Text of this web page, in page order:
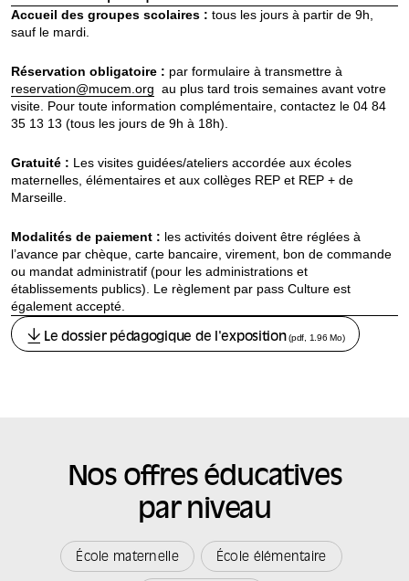
Accueil des groupes scolaires : tous les jours à partir de 9h,
sauf le mardi.
Réservation obligatoire : par formulaire à transmettre à
reservation@mucem.org au plus tard trois semaines avant votre
visite. Pour toute information complémentaire, contactez le 04 84
35 13 13 (tous les jours de 9h à 18h).
Gratuité : Les visites guidées/ateliers accordée aux écoles
maternelles, élémentaires et aux collèges REP et REP + de
Marseille.
Modalités de paiement : les activités doivent être réglées à
l’avance par chèque, carte bancaire, virement, bon de commande
ou mandat administratif (pour les administrations et
établissements publics). Le règlement par pass Culture est
également accepté.
Le dossier pédagogique de l'exposition (pdf, 1.96 Mo)
Nos offres éducatives
par niveau
École maternelle École élémentaire